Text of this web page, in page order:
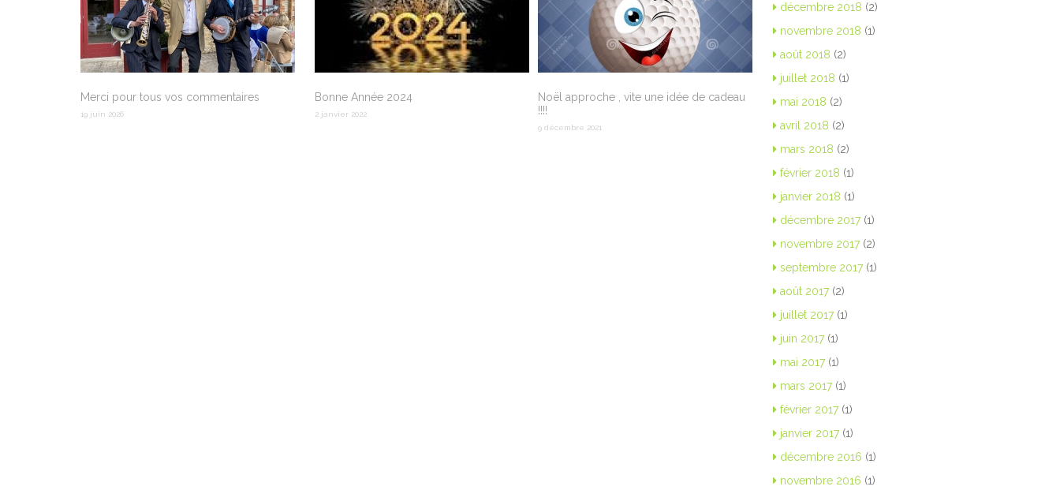
Merci pour tous vos commentaires
19 juin 2026
Bonne Année 2024
2 janvier 2022
Noël approche , vite une idée de cadeau
!!!!
9 décembre 2021
décembre 2018 (2)
novembre 2018 (1)
août 2018 (2)
juillet 2018 (1)
mai 2018 (2)
avril 2018 (2)
mars 2018 (2)
février 2018 (1)
janvier 2018 (1)
décembre 2017(1)
novembre 2017(2)
septembre 2017(1)
août 2017(2)
juillet 2017(1)
juin 2017(1)
mai 2017(1)
mars 2017(1)
février 2017(1)
janvier 2017(1)
décembre 2016 (1)
novembre 2016 (1)